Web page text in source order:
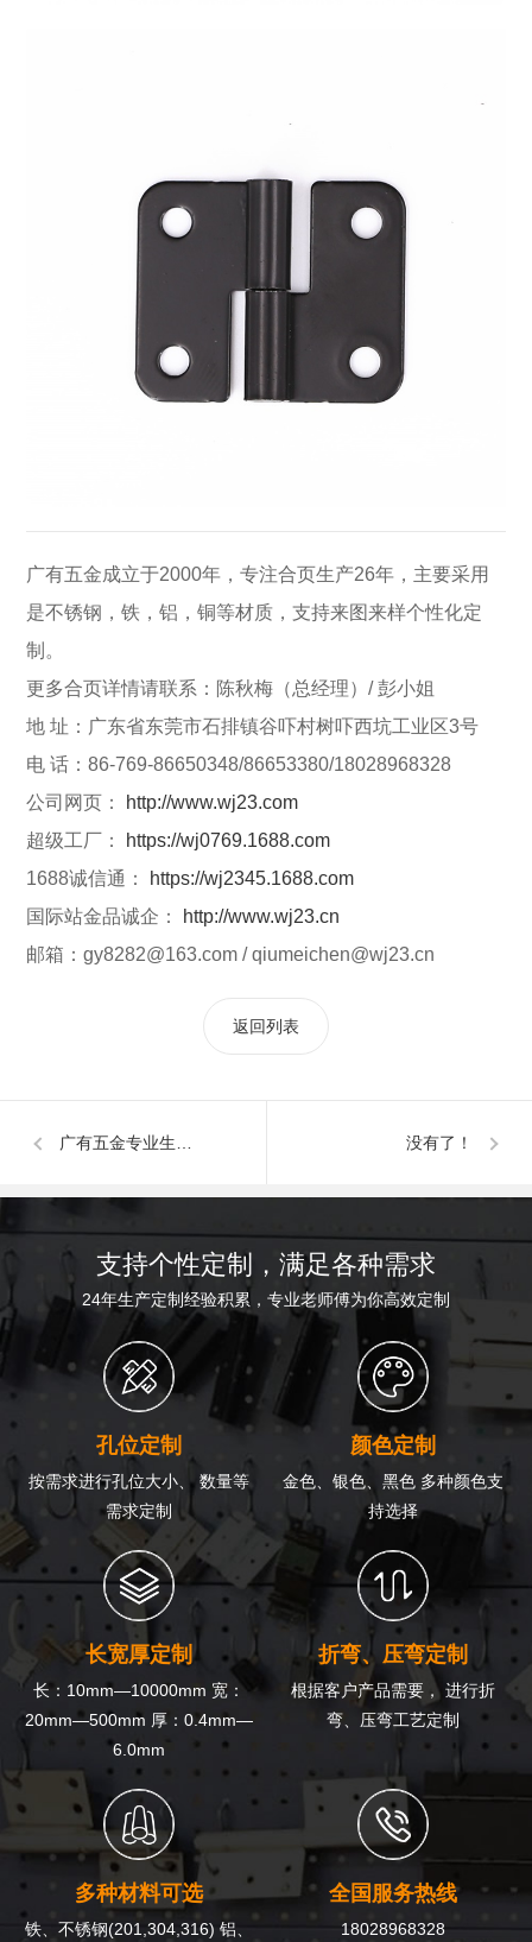
广有五金成立于2000年，专注合页生产26年，主要采用
是不锈钢，铁，铝，铜等材质，支持来图来样个性化定
制。
更多合页详情请联系：陈秋梅（总经理）/ 彭小姐
地 址：广东省东莞市石排镇谷吓村树吓西坑工业区3号
电 话：86-769-86650348/86653380/18028968328
公司网页：
http://www.wj23.com
超级工厂：
https://wj0769.1688.com
1688诚信通：
https://wj2345.1688.com
国际站金品诚企：
http://www.wj23.cn
邮箱：gy8282@163.com / qiumeichen@wj23.cn
返回列表
广有五金专业生产电泳黑拆装合页,播放器黑色脱卸小合页 没有了！
支持个性定制，满足各种需求
24年生产定制经验积累，专业老师傅为你高效定制
孔位定制
按需求进行孔位大小、 数量等
需求定制
颜色定制
金色、银色、黑色 多种颜色支
持选择
长宽厚定制
长：10mm—10000mm 宽：
20mm—500mm 厚：0.4mm—
6.0mm
折弯、压弯定制
根据客户产品需要， 进行折
弯、压弯工艺定制
多种材料可选
铁、不锈钢(201,304,316) 铝、
全国服务热线
18028968328